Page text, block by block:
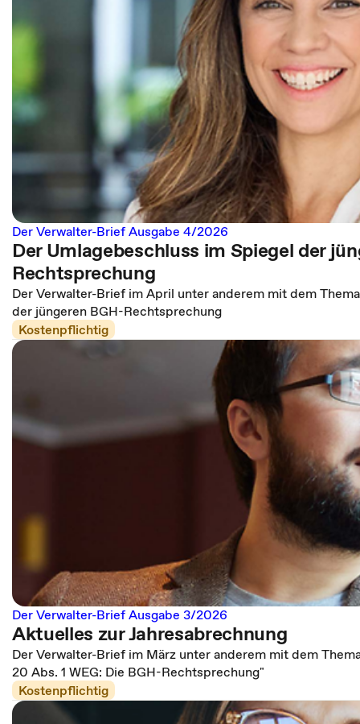
Der Verwalter-Brief Ausgabe 4/2026
Der Umlagebeschluss im Spiegel der
Rechtsprechung
Der Verwalter-Brief im April unter anderem mit dem
der jüngeren BGH-Rechtsprechung
Kostenpflichtig
Der Verwalter-Brief Ausgabe 3/2026
Aktuelles zur Jahresabrechnung
Der Verwalter-Brief im März unter anderem mit dem
20 Abs. 1 WEG: Die BGH-Rechtsprechung"
Kostenpflichtig